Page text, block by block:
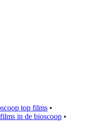
top films •
in de bioscoop •